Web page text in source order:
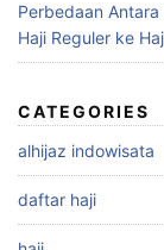
Perbedaan Antara
Haji Reguler ke
CATEGORIES
alhijaz indowisata
daftar haji